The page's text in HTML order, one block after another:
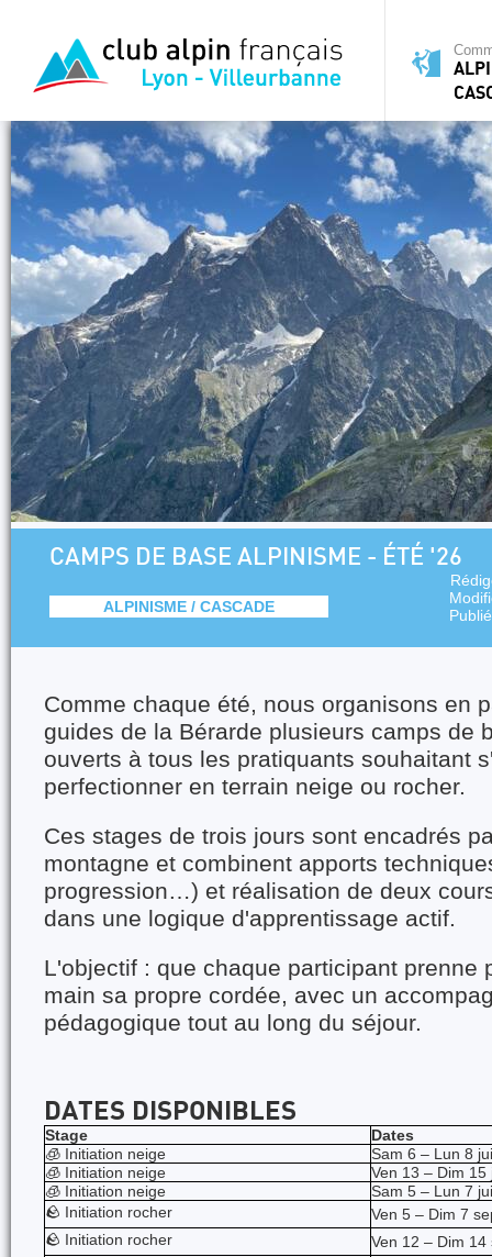
CAMPS DE BASE ALPINISME - ÉTÉ '26
ALPINISME / CASCADE
Comme chaque été, nous organisons en
guides de la Bérarde plusieurs camps de
ouverts à tous les pratiquants souhaitant
perfectionner en terrain neige ou rocher.
Ces stages de trois jours sont encadrés
montagne et combinent apports
progression…) et réalisation de deux
dans une logique d'apprentissage actif.
L'objectif : que chaque participant prenne
main sa propre cordée, avec un
pédagogique tout au long du séjour.
DATES DISPONIBLES
Stage
Dates
🧊 Initiation neige
Sam 6 – Lun 8
🧊 Initiation neige
Ven 13 – Dim 15
🧊 Initiation neige
Sam 5 – Lun 7
🪨 Initiation rocher
Ven 5 – Dim 7
🪨 Initiation rocher
Ven 12 – Dim 14